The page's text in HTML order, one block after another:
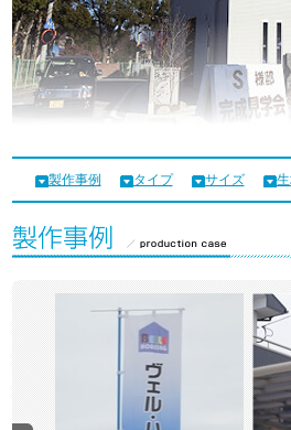
製作事例 タイプ サイズ